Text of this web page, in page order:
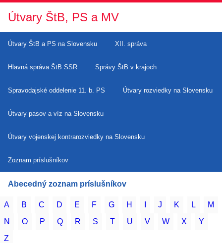
Útvary ŠtB, PS a MV
Útvary ŠtB a PS na Slovensku XII. správa
Hlavná správa ŠtB SSR Správy ŠtB v krajoch
Spravodajské oddelenie 11. b. PS Útvary rozviedky na Slovensku
Útvary pasov a víz na Slovensku
Útvary vojenskej kontrarozviedky na Slovensku
Zoznam príslušníkov
Abecedný zoznam príslušníkov
A B C D E F G H J K L
M
N
O P Q R S T U V W X
Y
Z